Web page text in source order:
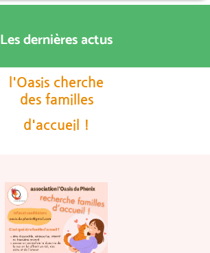
Les dernières actus
l'Oasis cherche
des familles
d'accueil !